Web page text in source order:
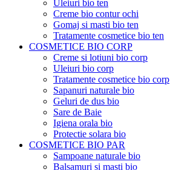
Uleiuri bio ten
Creme bio contur ochi
Gomaj si masti bio ten
Tratamente cosmetice bio ten
COSMETICE BIO CORP
Creme si lotiuni bio corp
Uleiuri bio corp
Tratamente cosmetice bio corp
Sapanuri naturale bio
Geluri de dus bio
Sare de Baie
Igiena orala bio
Protectie solara bio
COSMETICE BIO PAR
Sampoane naturale bio
Balsamuri si masti bio